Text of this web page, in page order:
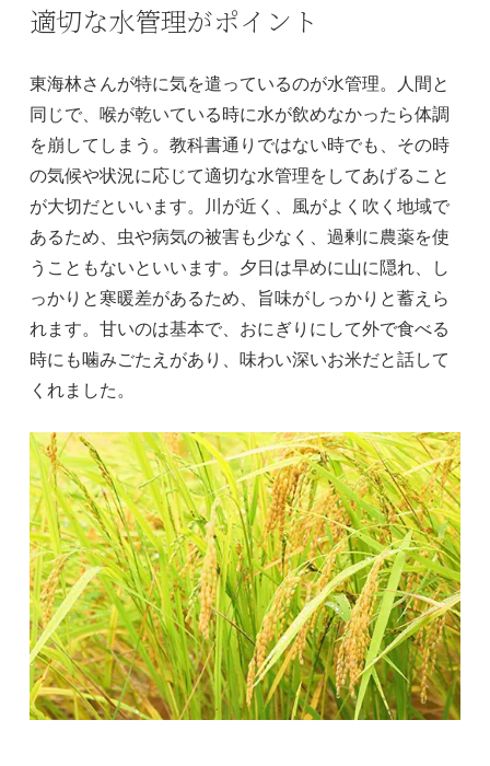
適切な水管理がポイント
東海林さんが特に気を遣っているのが水管理。人間と
同じで、喉が乾いている時に水が飲めなかったら体調
を崩してしまう。教科書通りではない時でも、その時
の気候や状況に応じて適切な水管理をしてあげること
が大切だといいます。川が近く、風がよく吹く地域で
あるため、虫や病気の被害も少なく、過剰に農薬を使
うこともないといいます。夕日は早めに山に隠れ、し
っかりと寒暖差があるため、旨味がしっかりと蓄えら
れます。甘いのは基本で、おにぎりにして外で食べる
時にも噛みごたえがあり、味わい深いお米だと話して
くれました。